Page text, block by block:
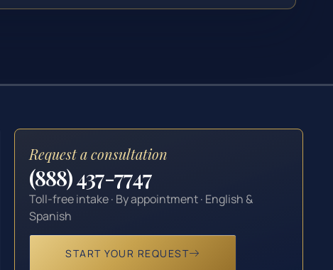
Request a consultation
(888) 437-7747
Toll-free intake · By appointment · English &
Spanish
START YOUR REQUEST